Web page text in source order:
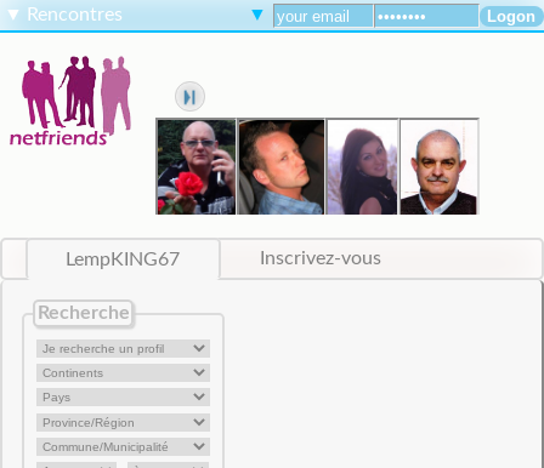
▼ Rencontres ▼
LempKING67 Inscrivez-vous
Recherche